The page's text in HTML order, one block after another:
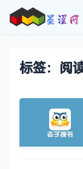
标签：阅